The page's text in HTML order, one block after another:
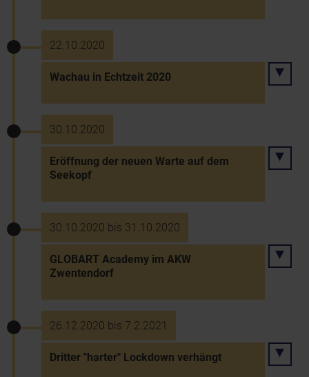
22.10.2020
Wachau in Echtzeit 2020
30.10.2020
Eröffnung der neuen Warte auf dem
Seekopf
30.10.2020 bis 31.10.2020
GLOBART Academy im AKW
Zwentendorf
26.12.2020 bis 7.2.2021
Dritter "harter" Lockdown verhängt